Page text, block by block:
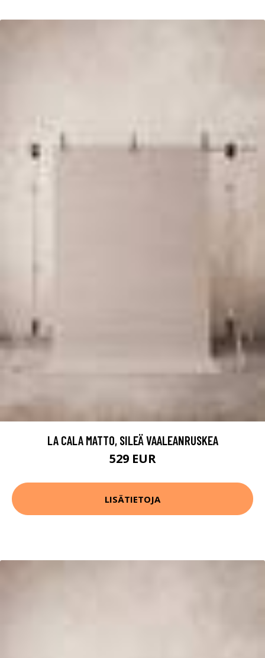
LA CALA MATTO, SILEÄ VAALEANRUSKEA
529 EUR
LISÄTIETOJA